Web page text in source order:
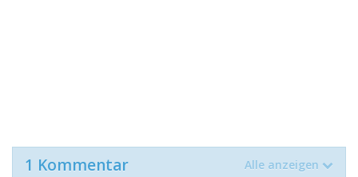
1 Kommentar Alle anzeigen